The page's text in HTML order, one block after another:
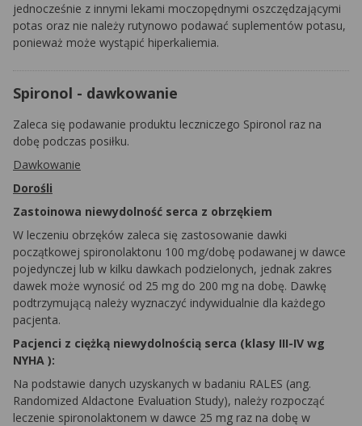
jednocześnie z innymi lekami moczopędnymi oszczędzającymi
potas oraz nie należy rutynowo podawać suplementów potasu,
ponieważ może wystąpić hiperkaliemia.
Spironol - dawkowanie
Zaleca się podawanie produktu leczniczego Spironol raz na
dobę podczas posiłku.
Dawkowanie
Dorośli
Zastoinowa niewydolność serca z obrzękiem
W leczeniu obrzęków zaleca się zastosowanie dawki
początkowej spironolaktonu 100 mg/dobę podawanej w dawce
pojedynczej lub w kilku dawkach podzielonych, jednak zakres
dawek może wynosić od 25 mg do 200 mg na dobę. Dawkę
podtrzymującą należy wyznaczyć indywidualnie dla każdego
pacjenta.
Pacjenci z ciężką niewydolnością serca (klasy III-IV wg
NYHA ):
Na podstawie danych uzyskanych w badaniu RALES (ang.
Randomized Aldactone Evaluation Study), należy rozpocząć
leczenie spironolaktonem w dawce 25 mg raz na dobę w